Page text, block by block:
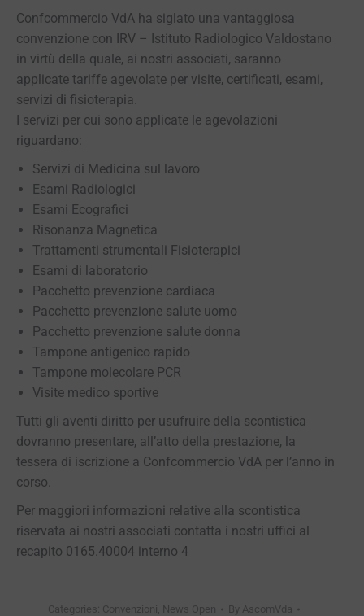
Confcommercio VdA ha siglato una vantaggiosa
convenzione con IRV – Istituto Radiologico Valdostano
in virtù della quale, ai nostri associati, saranno
applicate tariffe agevolate per visite, certificati, esami,
servizi di fisioterapia.
I servizi per cui sono applicate le agevolazioni
riguardano:
Servizi di Medicina sul lavoro
Esami Radiologici
Esami Ecografici
Risonanza Magnetica
Trattamenti strumentali Fisioterapici
Esami di laboratorio
Pacchetto prevenzione cardiaca
Pacchetto prevenzione salute uomo
Pacchetto prevenzione salute donna
Tampone antigenico rapido
Tampone molecolare PCR
Visite medico sportive
Tutti gli aventi diritto per usufruire della scontistica
dovranno presentare, all’atto della prestazione, la
tessera di iscrizione a Confcommercio VdA per l’anno in
corso.
Per maggiori informazioni relative alla scontistica
riservata ai nostri associati contatta i nostri uffici al
recapito 0165.40004 interno 4
Categories: Convenzioni News Open By AscomVda